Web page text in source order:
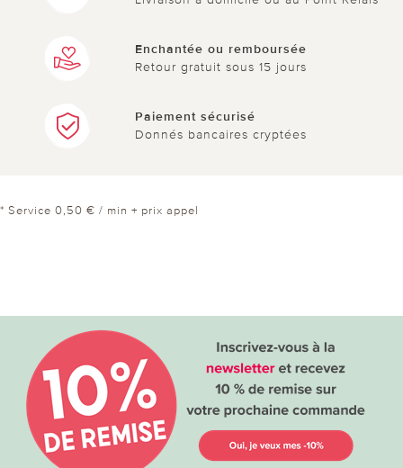
Enchantée ou remboursée
Retour gratuit sous 15 jours
Paiement sécurisé
Donnés bancaires cryptées
* Service 0,50 € / min + prix appel